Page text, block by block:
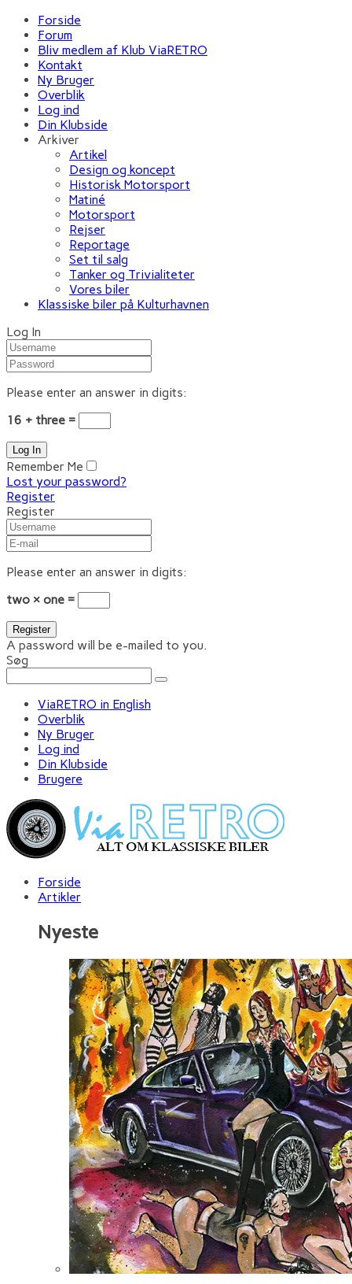
Forside
Forum
Bliv medlem af Klub ViaRETRO
Kontakt
Ny Bruger
Overblik
Log ind
Din Klubside
Arkiver
Artikel
Design og koncept
Historisk Motorsport
Matiné
Motorsport
Rejser
Reportage
Set til salg
Tanker og Trivialiteter
Vores biler
Klassiske biler på Kulturhavnen
Log In
Please enter an answer in digits:
16 + three =
Remember Me
Lost your password?
Register
Register
Please enter an answer in digits:
two × one =
A password will be e-mailed to you.
Søg
ViaRETRO in English
Overblik
Ny Bruger
Log ind
Din Klubside
Brugere
Forside
Artikler
Nyeste